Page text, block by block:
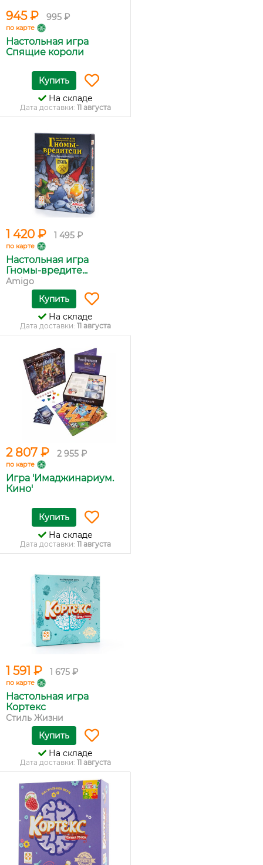
945 ₽ 995 ₽
по карте
Настольная игра
Спящие короли
Купить
На складе
Дата доставки: 11 августа
1 420 ₽ 1 495 ₽
по карте
Настольная игра
Гномы-вредите...
Amigo
Купить
На складе
Дата доставки: 11 августа
2 807 ₽ 2 955 ₽
по карте
Игра 'Имаджинариум.
Кино'
Купить
На складе
Дата доставки: 11 августа
1 591 ₽ 1 675 ₽
по карте
Настольная игра
Кортекс
Стиль Жизни
Купить
На складе
Дата доставки: 11 августа